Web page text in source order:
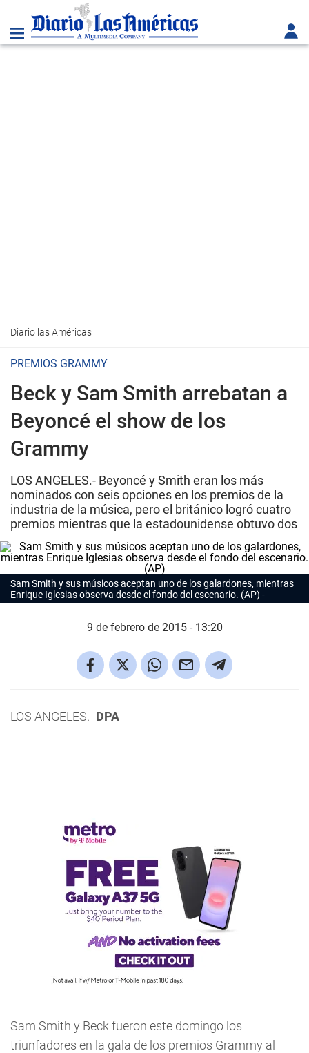
Diario las Américas
PREMIOS GRAMMY
Beck y Sam Smith arrebatan a
Beyoncé el show de los
Grammy
LOS ANGELES.- Beyoncé y Smith eran los más
nominados con seis opciones en los premios de la
industria de la música, pero el británico logró cuatro
premios mientras que la estadounidense obtuvo dos
Sam Smith y sus músicos aceptan uno de los galardones, mientras
Enrique Iglesias observa desde el fondo del escenario. (AP)
9 de febrero de 2015 - 13:20
LOS ANGELES.- DPA
Sam Smith y Beck fueron este domingo los
triunfadores en la gala de los premios Grammy al